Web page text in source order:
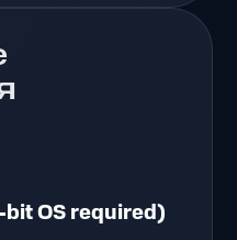
OS required)